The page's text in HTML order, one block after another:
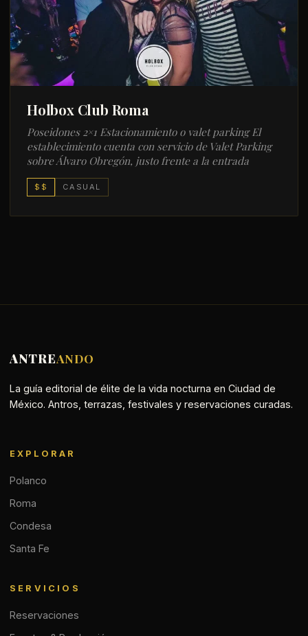
Holbox Club Roma
Poseidones 2×1 Estacionamiento o valet parking El
establecimiento cuenta con servicio de Valet Parking
sobre Álvaro Obregón, justo frente a la entrada
$$ CASUAL
ANTREANDO
La guía editorial de élite de la vida nocturna en Ciudad de
México. Antros, terrazas, festivales y reservaciones curadas.
EXPLORAR
Polanco
Roma
Condesa
Santa Fe
SERVICIOS
Reservaciones